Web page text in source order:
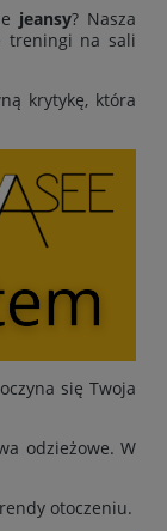
jeansy? Nasza
treningi na sali
krytykę, która
się Twoja
odzieżowe. W
otoczeniu.